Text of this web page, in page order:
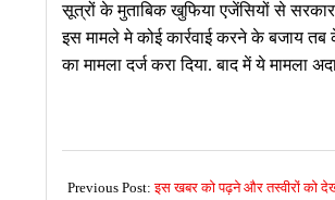
सूत्रों के मुताबिक खुफिया एजेंसियों से सरकार
इस मामले मे कोई कार्रवाई करने के बजाय
का मामला दर्ज करा दिया. बाद में ये मामला
10-
Previous Post:इस खबर को पढ़ने और तस्वीरों को